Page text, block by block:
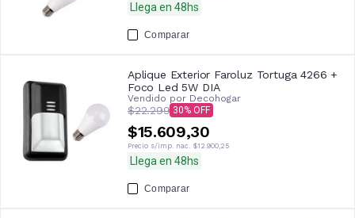
Llega en 48hs
Comparar
Aplique Exterior Faroluz Tortuga 4266 +
Foco Led 5W DIA
Vendido por Decohogar
$22.299 30
$15.609,30
Precio s/imp. nac. $12.900,25
Llega en 48hs
Comparar